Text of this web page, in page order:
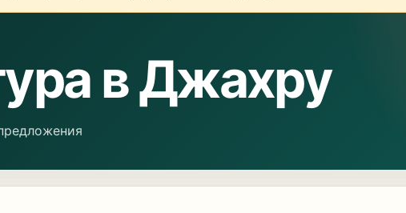
в Джахру